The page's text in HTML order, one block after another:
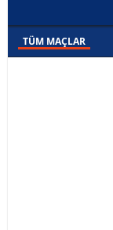
TÜM MAÇLAR